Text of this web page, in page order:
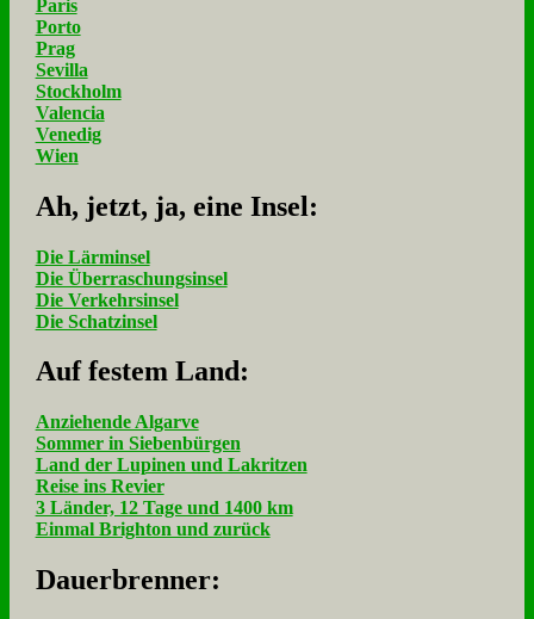
Paris
Porto
Prag
Sevilla
Stockholm
Valencia
Venedig
Wien
Ah, jetzt, ja, ei­ne In­sel:
Die Lärminsel
Die Überraschungsinsel
Die Verkehrsinsel
Die Schatzinsel
Auf fe­stem Land:
Anziehende Algarve
Sommer in Siebenbürgen
Land der Lupinen und Lakritzen
Reise ins Revier
3 Länder, 12 Tage und 1400 km
Einmal Brighton und zurück
Dau­er­bren­ner: